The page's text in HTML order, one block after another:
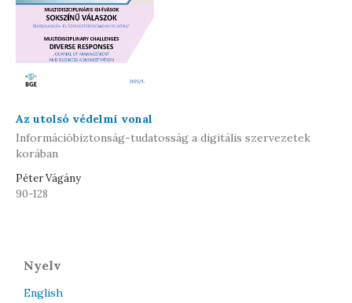
Az utolsó védelmi vonal
Információbiztonság-tudatosság a digitális szervezetek
korában
Péter Vágány
90-128
Nyelv
English